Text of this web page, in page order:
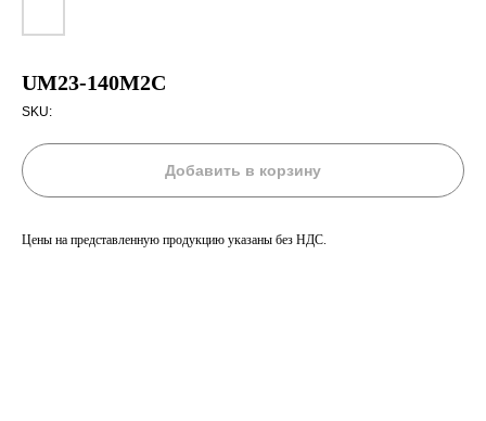
UM23-140M2C
SKU:
Добавить в корзину
Цены на представленную продукцию указаны без НДС.